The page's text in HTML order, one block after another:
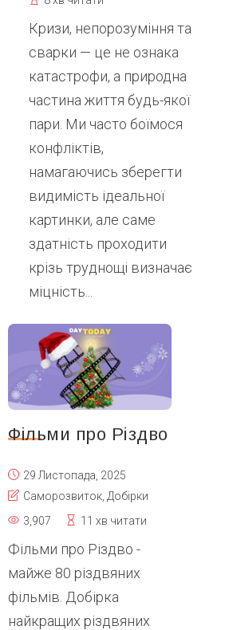
Кризи, непорозуміння та
сварки — це не ознака
катастрофи, а природна
частина життя будь-якої
пари. Ми часто боїмося
конфліктів,
намагаючись зберегти
видимість ідеальної
картинки, але саме
здатність проходити
крізь труднощі визначає
міцність...
Фільми про Різдво
29 Листопада, 2025
Саморозвиток Добірки
3,907
11 хв читати
Фільми про Різдво -
майже 80 різдвяних
фільмів. Добірка
найкращих різдвяних